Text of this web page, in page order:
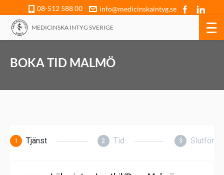
08-512 588 00 info@medicinskaintyg.se
MEDICINSKA INTYG SVERIGE
BOKA TID MALMÖ